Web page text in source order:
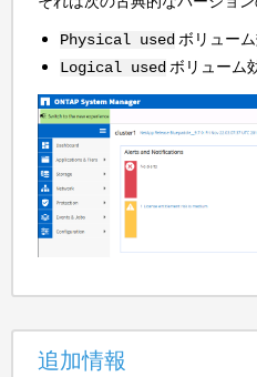
Physical used ボリュー
Logical used ボリューム
追加情報